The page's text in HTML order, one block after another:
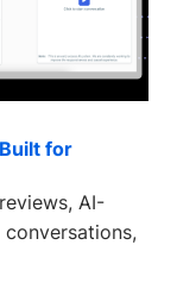
for
AI-